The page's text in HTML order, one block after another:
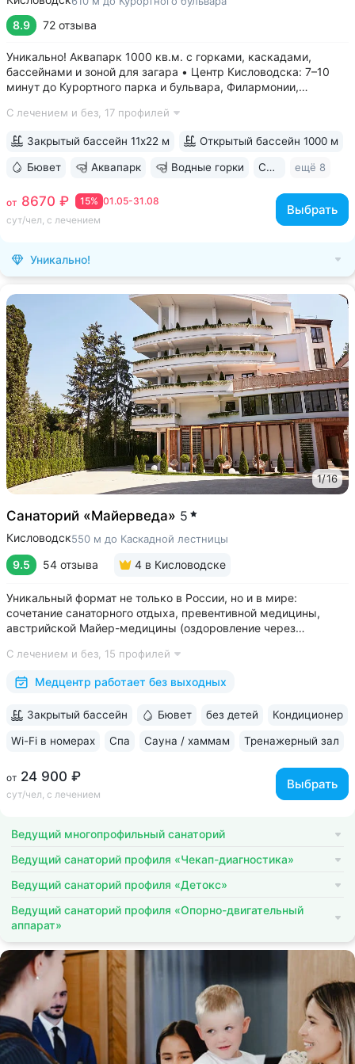
8.9 72 отзыва
Уникально! Аквапарк 1000 кв.м. с горками, каскадами,
бассейнами и зоной для загара • Центр Кисловодска: 7–10
минут до Курортного парка и бульвара, Филармонии,
курортов: «Ессентуки-4» и «Славяновская» (Железноводск).
С лечением и без, 17 профилей
01.05-31.08
15%
от 8670 ₽
сут/чел, с лечением
Выбрать
Закрытый бассейн 11х22 м Открытый бассейн 1000 м
Бювет Аквапарк Водные горки Свой парк ещё 8
Уникально!
1/16
Санаторий «Майерведа» 5
Кисловодск550 м до Каскадной лестницы
9.5 54 отзыва 4 в Кисловодске
Уникальный формат не только в России, но и в мире:
сочетание санаторного отдыха, превентивной медицины,
австрийской Майер-медицины (оздоровление через
Победитель международной премии The World Luxury Awards.
Премия «Вояж» за лучший велнес-проект...
С лечением и без, 15 профилей
Медцентр работает без выходных
от 24 900 ₽
сут/чел, с лечением
Выбрать
Закрытый бассейн Бювет без детей Кондиционер
Wi-Fi в номерах Спа Сауна / хаммам Тренажерный зал
Ведущий многопрофильный санаторий
Ведущий санаторий профиля «Чекап-диагностика»
Ведущий санаторий профиля «Детокс»
Ведущий санаторий профиля «Опорно-двигательный
аппарат»